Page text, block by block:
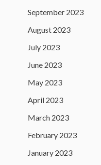
September 2023
August 2023
July 2023
June 2023
May 2023
April 2023
March 2023
February 2023
January 2023